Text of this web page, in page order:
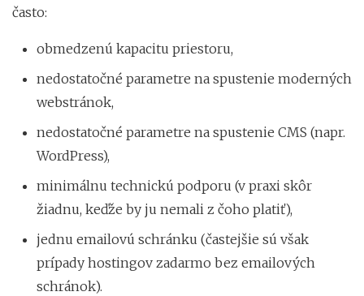
často:
obmedzenú kapacitu priestoru,
nedostatočné parametre na spustenie moderných
webstránok,
nedostatočné parametre na spustenie CMS (napr.
WordPress),
minimálnu technickú podporu (v praxi skôr
žiadnu, keďže by ju nemali z čoho platiť),
jednu emailovú schránku (častejšie sú však
prípady hostingov zadarmo bez emailových
schránok).